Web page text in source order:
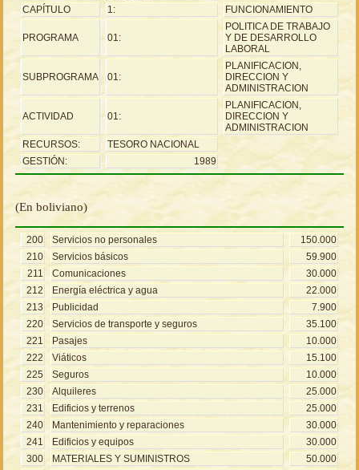
CAPÍTULO
1: FUNCIONAMIENTO
PROGRAMA 01:
POLITICA DE TRABAJO
Y DE DESARROLLO
LABORAL
SUBPROGRAMA 01:
PLANIFICACION,
DIRECCION Y
ADMINISTRACION
ACTIVIDAD 01:
PLANIFICACION,
DIRECCION Y
ADMINISTRACION
RECURSOS:
TESORO NACIONAL
GESTIÓN:
1989
(En boliviano)
200 Servicios no personales
150.000
210
Servicios básicos
59.900
211
Comunicaciones
30.000
212
Energía eléctrica y agua
22.000
213
Publicidad
7.900
220
Servicios de transporte y seguros
35.100
221
Pasajes
10.000
222
Viáticos
15.100
225
Seguros
10.000
230
Alquileres
25.000
231
Edificios y terrenos
25.000
240
Mantenimiento y reparaciones
30.000
241
Edificios y equipos
30.000
300
MATERIALES Y SUMINISTROS 50.000